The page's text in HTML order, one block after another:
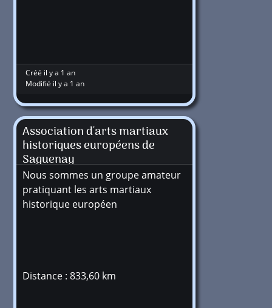
Créé il y a 1 an
Modifié il y a 1 an
Association d'arts martiaux
historiques européens de
Saguenay
Nous sommes un groupe amateur
pratiquant les arts martiaux
historique européen
Distance : 833,60 km